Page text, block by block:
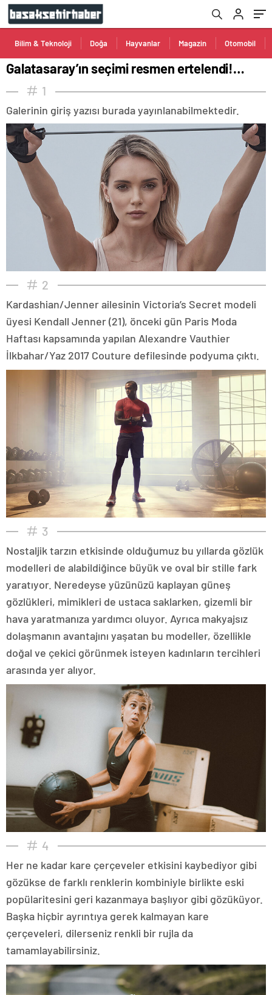
Bilim & Teknoloji Doğa Hayvanlar Magazin Otomobil
Galatasaray’ın seçimi resmen ertelendi!…
1
Galerinin giriş yazısı burada yayınlanabilmektedir.
2
Kardashian/Jenner ailesinin Victoria’s Secret modeli
üyesi Kendall Jenner (21), önceki gün Paris Moda
Haftası kapsamında yapılan Alexandre Vauthier
İlkbahar/Yaz 2017 Couture defilesinde podyuma çıktı.
3
Nostaljik tarzın etkisinde olduğumuz bu yıllarda gözlük
modelleri de alabildiğince büyük ve oval bir stille fark
yaratıyor. Neredeyse yüzünüzü kaplayan güneş
gözlükleri, mimikleri de ustaca saklarken, gizemli bir
hava yaratmanıza yardımcı oluyor. Ayrıca makyajsız
dolaşmanın avantajını yaşatan bu modeller, özellikle
doğal ve çekici görünmek isteyen kadınların tercihleri
arasında yer alıyor.
4
Her ne kadar kare çerçeveler etkisini kaybediyor gibi
gözükse de farklı renklerin kombiniyle birlikte eski
popülaritesini geri kazanmaya başlıyor gibi gözüküyor.
Başka hiçbir ayrıntıya gerek kalmayan kare
çerçeveleri, dilerseniz renkli bir rujla da
tamamlayabilirsiniz.